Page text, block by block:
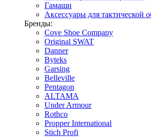
Гамаши
Аксессуары для тактической
Бренды:
Cove Shoe Company
Original SWAT
Danner
Byteks
Garsing
Belleville
Pentagon
ALTAMA
Under Armour
Rothco
Propper International
Stich Profi